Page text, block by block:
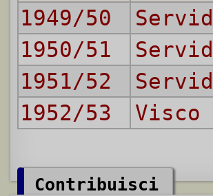
1949/50
1950/51
1951/52
1952/53
Contribuisci